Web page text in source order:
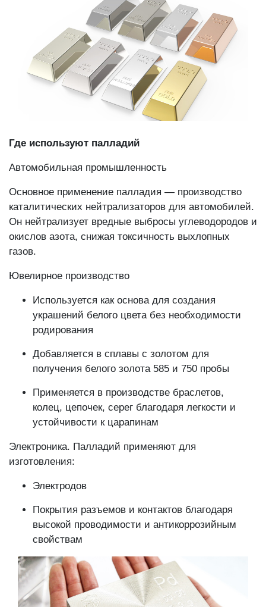
Где используют палладий
Автомобильная промышленность
Основное применение палладия — производство
каталитических нейтрализаторов для автомобилей.
Он нейтрализует вредные выбросы углеводородов и
окислов азота, снижая токсичность выхлопных
газов.
Ювелирное производство
Используется как основа для создания
украшений белого цвета без необходимости
родирования
Добавляется в сплавы с золотом для
получения белого золота 585 и 750 пробы
Применяется в производстве браслетов,
колец, цепочек, серег благодаря легкости и
устойчивости к царапинам
Электроника. Палладий применяют для
изготовления:
Электродов
Покрытия разъемов и контактов благодаря
высокой проводимости и антикоррозийным
свойствам